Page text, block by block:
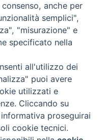
96600690588- Tutti i
- Credits
anche per
semplici",
"misurazione" e
specificato nella
all'utilizzo dei
puoi avere
utilizzati e
Cliccando su
proseguirai
cookie tecnici.